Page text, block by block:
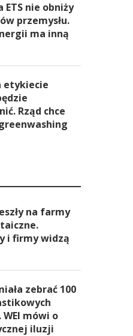
ETS nie obniży
przemysłu.
ma inną
etykiecie
Rząd chce
na farmy
i firmy widzą
zebrać 100
mówi o
iluzji